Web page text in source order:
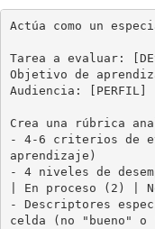
Actúa como un
Tarea a evaluar:
Objetivo de
Audiencia: [PERFIL]
Crea una rúbrica
- 4-6 criterios de
aprendizaje)
- 4 niveles de
| En proceso (2) |
- Descriptores
celda (no "bueno" o